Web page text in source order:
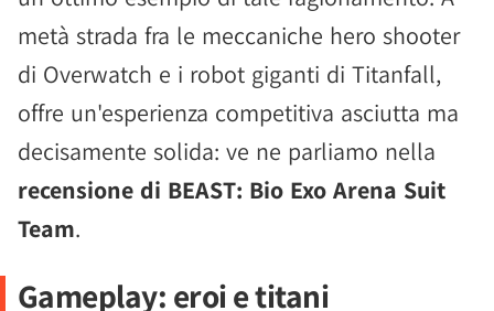
metà strada fra le meccaniche hero shooter
di Overwatch e i robot giganti di Titanfall,
offre un'esperienza competitiva asciutta ma
decisamente solida: ve ne parliamo nella
recensione di BEAST: Bio Exo Arena Suit
Team.
Gameplay: eroi e titani